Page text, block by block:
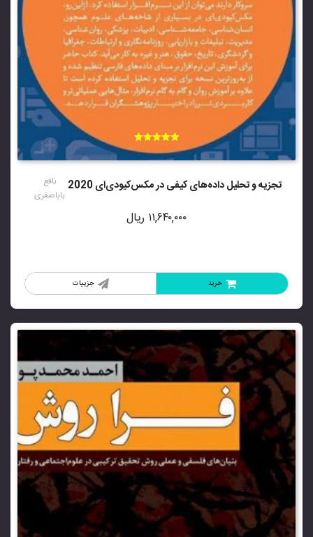
تجزیه و تحلیل داده‌های کیفی در مکس‌کیودی‌ای 2020
نافع
باباصفری
5.00
۱۱,۶۴۰,۰۰۰ ریال
جزییات خرید